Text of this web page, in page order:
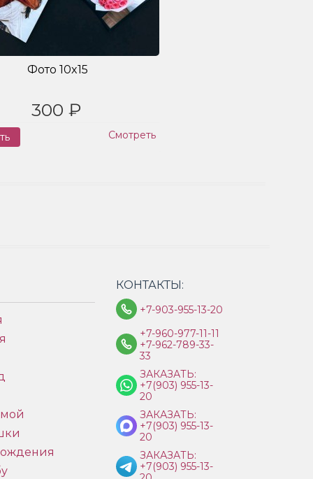
Фото 10x15
300 ₽
Смотреть
КОНТАКТЫ:
+7-903-955-13-20
+7-960-977-11-11
+7-962-789-33-
33
ЗАКАЗАТЬ:
+7(903) 955-13-
20
ЗАКАЗАТЬ:
+7(903) 955-13-
20
ЗАКАЗАТЬ:
+7(903) 955-13-